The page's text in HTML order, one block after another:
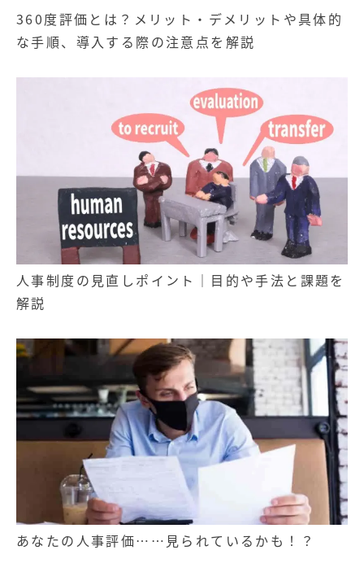
360度評価とは？メリット・デメリットや具体的
な手順、導入する際の注意点を解説
人事制度の見直しポイント｜目的や手法と課題を
解説
あなたの人事評価……見られているかも！？